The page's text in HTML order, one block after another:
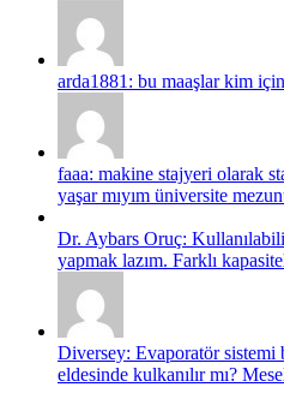
arda1881: bu maaşlar kim
faaa: makine stajyeri olarak
yaşar mıyım üniversite
Dr. Aybars Oruç:
yapmak lazım. Farklı
Diversey: Evaporatör sistemi
eldesinde kulkanılır mı?